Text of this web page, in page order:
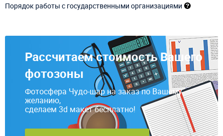
Порядок работы с государственными организациями
Рассчитаем стоимость Вашего
фотозоны
Фотосфера Чудо-шар на заказ по Вашему
желанию,
сделаем 3d макет бесплатно!